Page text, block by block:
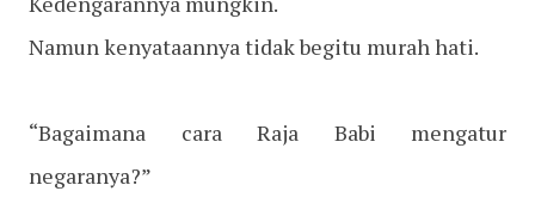
Namun kenyataannya tidak begitu murah hati.
“Bagaimana cara Raja Babi mengatur
negaranya?”